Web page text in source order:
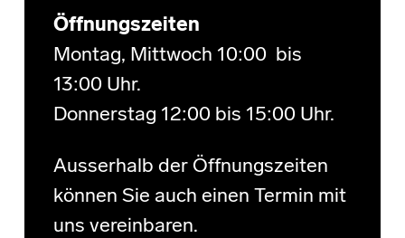
Öffnungszeiten
Montag, Mittwoch 10:00 bis
13:00 Uhr.
Donnerstag 12:00 bis 15:00 Uhr.
Ausserhalb der Öffnungszeiten
können Sie auch einen Termin mit
uns vereinbaren.